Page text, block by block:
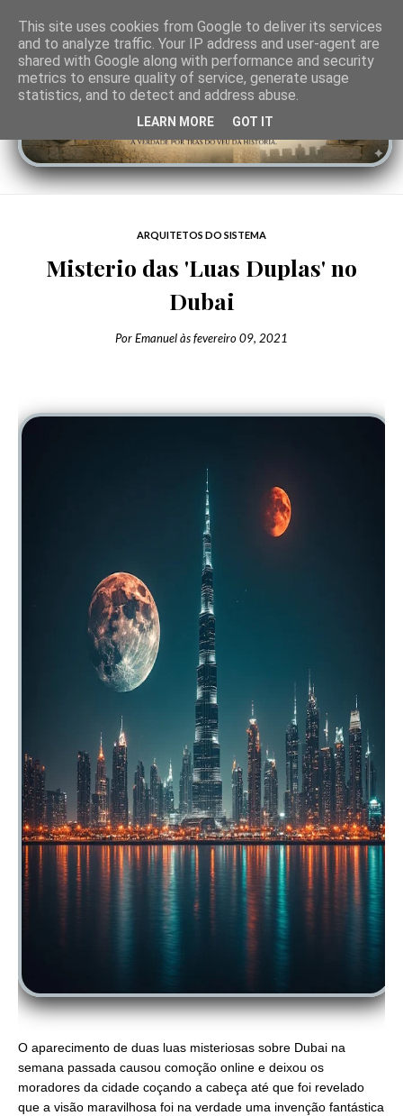
ARQUITETOS DO SISTEMA
Misterio das 'Luas Duplas' no
Dubai
PorEmanuelàsfevereiro 09, 2021
O aparecimento de duas luas misteriosas sobre Dubai na
semana passada causou comoção online e deixou os
moradores da cidade coçando a cabeça até que foi revelado
que a visão maravilhosa foi na verdade uma invenção fantástica
This site uses cookies from Google to deliver its services
and to analyze traffic. Your IP address and user-agent are
shared with Google along with performance and security
metrics to ensure quality of service, generate usage
statistics, and to detect and address abuse.
LEARN MORE GOT IT